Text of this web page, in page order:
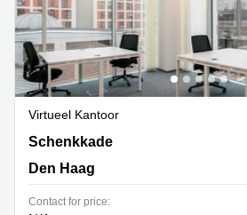
Virtueel Kantoor
Schenkkade 50, Den Haag
Schenkkade
Den Haag
Contact for price: